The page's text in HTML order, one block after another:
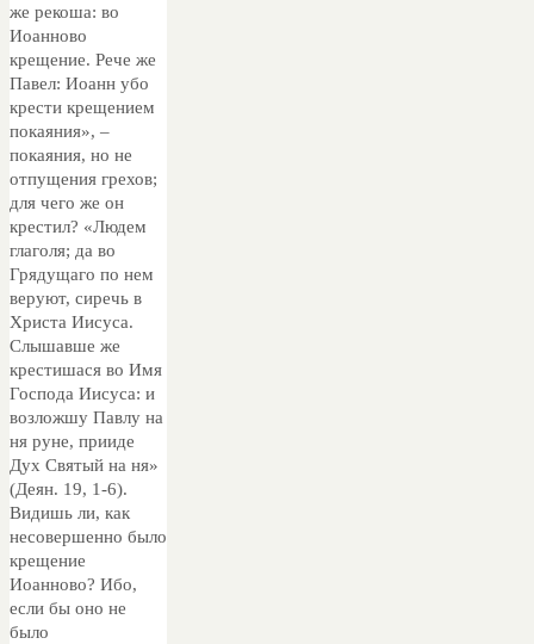
же рекоша: во
Иоанново
крещение. Рече же
Павел: Иоанн убо
крести крещением
покаяния», –
покаяния, но не
отпущения грехов;
для чего же он
крестил? «Людем
глаголя; да во
Грядущаго по нем
веруют, сиречь в
Христа Иисуса.
Слышавше же
крестишася во Имя
Господа Иисуса: и
возложшу Павлу на
ня руне, прииде
Дух Святый на ня»
(Деян. 19, 1-6).
Видишь ли, как
несовершенно было
крещение
Иоанново? Ибо,
если бы оно не
было